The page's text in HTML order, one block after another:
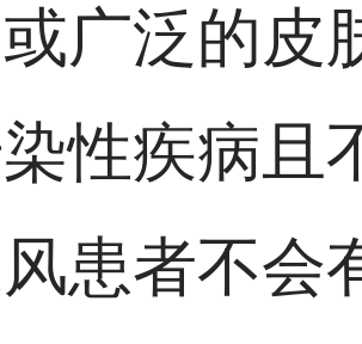
广泛的皮
性疾病且
患者不会